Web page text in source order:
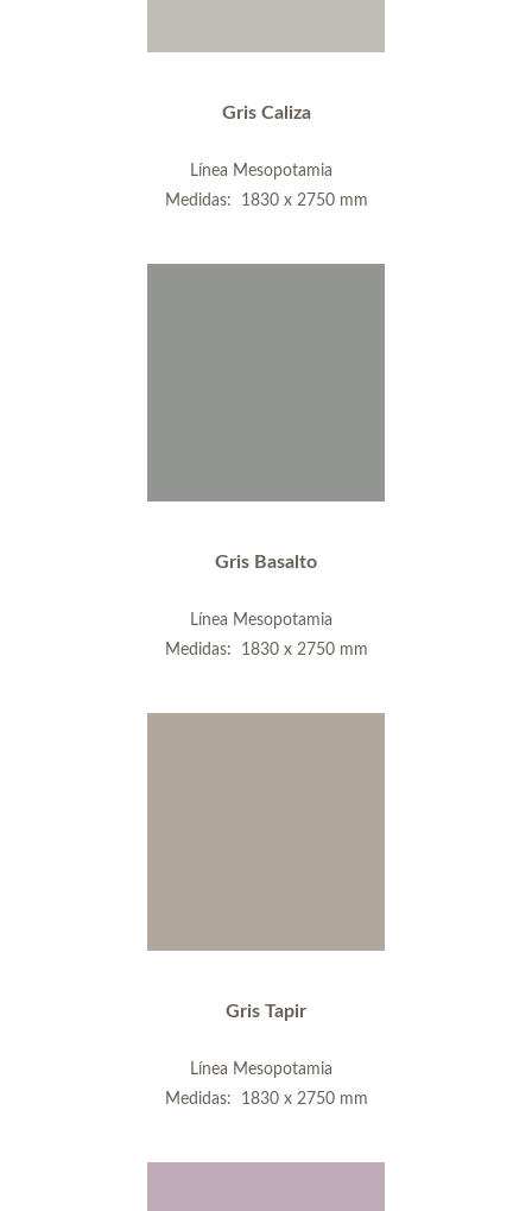
Gris Caliza
Línea Mesopotamia
Medidas: 1830 x 2750 mm
Gris Basalto
Línea Mesopotamia
Medidas: 1830 x 2750 mm
Gris Tapir
Línea Mesopotamia
Medidas: 1830 x 2750 mm